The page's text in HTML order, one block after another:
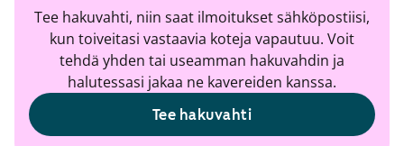
Tee hakuvahti, niin saat ilmoitukset sähköpostiisi,
kun toiveitasi vastaavia koteja vapautuu. Voit
tehdä yhden tai useamman hakuvahdin ja
halutessasi jakaa ne kavereiden kanssa.
Tee hakuvahti